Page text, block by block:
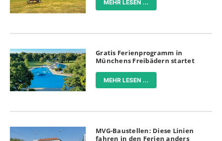
MEHR LESEN ...
Gratis Ferienprogramm in
Münchens Freibädern startet
MEHR LESEN ...
MVG-Baustellen: Diese Linien
fahren in den Ferien anders